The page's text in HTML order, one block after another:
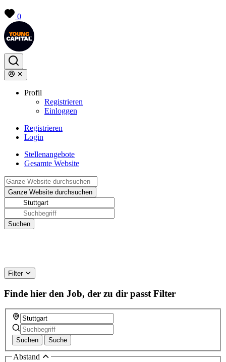
0
Profil
Registrieren
Einloggen
Registrieren
Login
Stellenangebote
Gesamte Website
Filter
Finde hier den Job, der zu dir passt Filter
Suchen Suche
Abstand